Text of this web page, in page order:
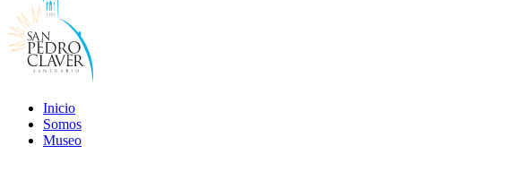
Inicio
Somos
Museo